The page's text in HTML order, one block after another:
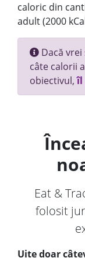
caloric din
adult (2000
Dacă
câte calorii
obiectivul,îl
Eat &
folosit
Uite doar